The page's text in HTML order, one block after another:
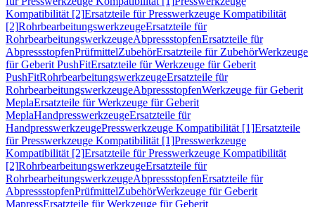
Kompatibilität [2]Ersatzteile für Presswerkzeuge Kompatibilität
[2]RohrbearbeitungswerkzeugeErsatzteile für
RohrbearbeitungswerkzeugeAbpressstopfenErsatzteile für
AbpressstopfenPrüfmittelZubehörErsatzteile für ZubehörWerkzeuge
für Geberit PushFitErsatzteile für Werkzeuge für Geberit
PushFitRohrbearbeitungswerkzeugeErsatzteile für
RohrbearbeitungswerkzeugeAbpressstopfenWerkzeuge für Geberit
MeplaErsatzteile für Werkzeuge für Geberit
MeplaHandpresswerkzeugeErsatzteile für
HandpresswerkzeugePresswerkzeuge Kompatibilität [1]Ersatzteile
für Presswerkzeuge Kompatibilität [1]Presswerkzeuge
Kompatibilität [2]Ersatzteile für Presswerkzeuge Kompatibilität
[2]RohrbearbeitungswerkzeugeErsatzteile für
RohrbearbeitungswerkzeugeAbpressstopfenErsatzteile für
AbpressstopfenPrüfmittelZubehörWerkzeuge für Geberit
MapressErsatzteile für Werkzeuge für Geberit